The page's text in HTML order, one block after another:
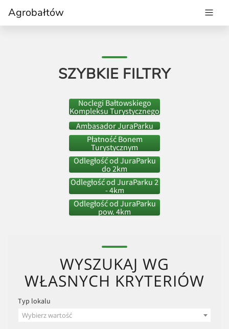
Agrobałtów
SZYBKIE FILTRY
Noclegi Bałtowskiego
Kompleksu Turystycznego
Ambasador JuraParku
Płatność Bonem
Turystycznym
Odległość od JuraParku
do 2km
Odległość od JuraParku 2
- 4km
Odległość od JuraParku
pow. 4km
WYSZUKAJ WG
WŁASNYCH KRYTERIÓW
Typ lokalu
Wybierz wartość